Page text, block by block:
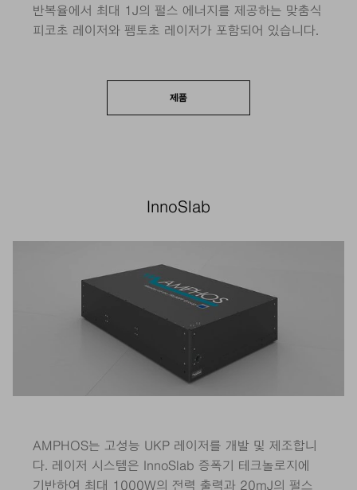
반복율에서 최대 1J의 펄스 에너지를 제공하는 맞춤식
피코초 레이저와 펨토초 레이저가 포함되어 있습니다.
제품
InnoSlab
AMPHOS는 고성능 UKP 레이저를 개발 및 제조합니
다. 레이저 시스템은 InnoSlab 증폭기 테크놀로지에
기반하여 최대 1000W의 전력 출력과 20mJ의 펄스